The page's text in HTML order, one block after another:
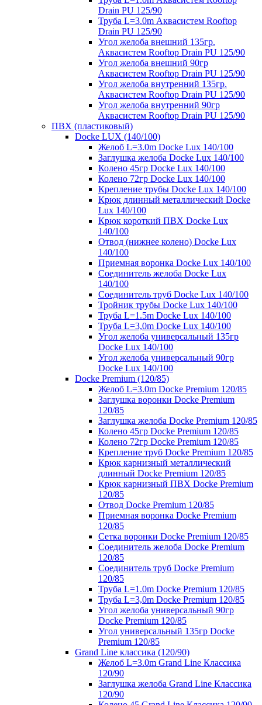
Drain PU 125/90
Труба L=3.0m Аквасистем Rooftop
Drain PU 125/90
Угол желоба внешний 135гр.
Аквасистем Rooftop Drain PU 125/90
Угол желоба внешний 90гр
Аквасистем Rooftop Drain PU 125/90
Угол желоба внутренний 135гр.
Аквасистем Rooftop Drain PU 125/90
Угол желоба внутренний 90гр
Аквасистем Rooftop Drain PU 125/90
ПВХ (пластиковый)
Docke LUX (140/100)
Желоб L=3.0m Docke Lux 140/100
Заглушка желоба Docke Lux 140/100
Колено 45гр Docke Lux 140/100
Колено 72гр Docke Lux 140/100
Крепление трубы Docke Lux 140/100
Крюк длинный металлический Docke
Lux 140/100
Крюк короткий ПВХ Docke Lux
140/100
Отвод (нижнее колено) Docke Lux
140/100
Приемная воронка Docke Lux 140/100
Соединитель желоба Docke Lux
140/100
Соединитель труб Docke Lux 140/100
Тройник трубы Docke Lux 140/100
Труба L=1.5m Docke Lux 140/100
Труба L=3,0m Docke Lux 140/100
Угол желоба универсальный 135гр
Docke Lux 140/100
Угол желоба универсальный 90гр
Docke Lux 140/100
Docke Premium (120/85)
Желоб L=3.0m Docke Premium 120/85
Заглушка воронки Docke Premium
120/85
Заглушка желоба Docke Premium 120/85
Колено 45гр Docke Premium 120/85
Колено 72гр Docke Premium 120/85
Крепление труб Docke Premium 120/85
Крюк карнизный металлический
длинный Docke Premium 120/85
Крюк карнизный ПВХ Docke Premium
120/85
Отвод Docke Premium 120/85
Приемная воронка Docke Premium
120/85
Сетка воронки Docke Premium 120/85
Соединитель желоба Docke Premium
120/85
Соединитель труб Docke Premium
120/85
Труба L=1.0m Docke Premium 120/85
Труба L=3,0m Docke Premium 120/85
Угол желоба универсальный 90гр
Docke Premium 120/85
Угол универсальный 135гр Docke
Premium 120/85
Grand Line классика (120/90)
Желоб L=3.0m Grand Line Классика
120/90
Заглушка желоба Grand Line Классика
120/90